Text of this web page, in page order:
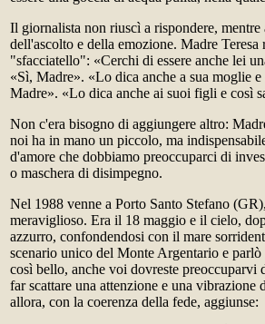
Il giornalista non riuscì a rispondere,
dell'ascolto e della emozione. Madre
"sfacciatello": «Cerchi di essere anche lei
«Sì, Madre». «Lo dica anche a sua moglie
Madre». «Lo dica anche ai suoi figli e così
Non c'era bisogno di aggiungere altro:
noi ha in mano un piccolo, ma
d'amore che dobbiamo preoccuparci di
o maschera di disimpegno.
Nel 1988 venne a Porto Santo Stefano
meraviglioso. Era il 18 maggio e il cielo,
azzurro, confondendosi con il mare
scenario unico del Monte Argentario e
così bello, anche voi dovreste preoccuparvi
far scattare una attenzione e una
allora, con la coerenza della fede, aggiunse: